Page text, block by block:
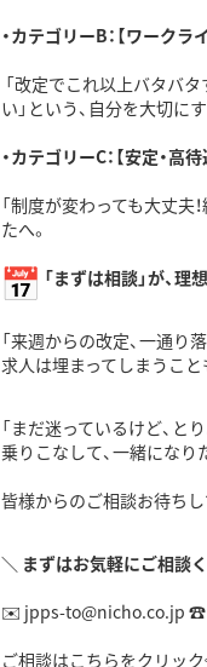
・カテゴリーB：【ワークラ
「改定でこれ以上バタバ
い」 という、自分を大切に
・カテゴリーC：【安定・高
「制度が変わっても大丈夫！
たへ。
「まずは相談」が、理
「来週からの改定、一通
求人は埋まってしまうこと
「まだ迷っているけど、と
乗りこなして、一緒になり
皆様からのご相談お待ちし
＼ まずはお気軽にご相談
✉️ jpps-to@nicho.co.jp ☎️
ご相談はこちらをクリッ